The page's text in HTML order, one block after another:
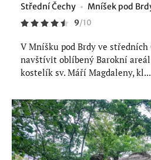
Střední Čechy Mníšek pod
9/10
V Mníšku pod Brdy ve středních
navštívit oblíbený Barokní
kostelík sv. Máří Magdaleny, kl...